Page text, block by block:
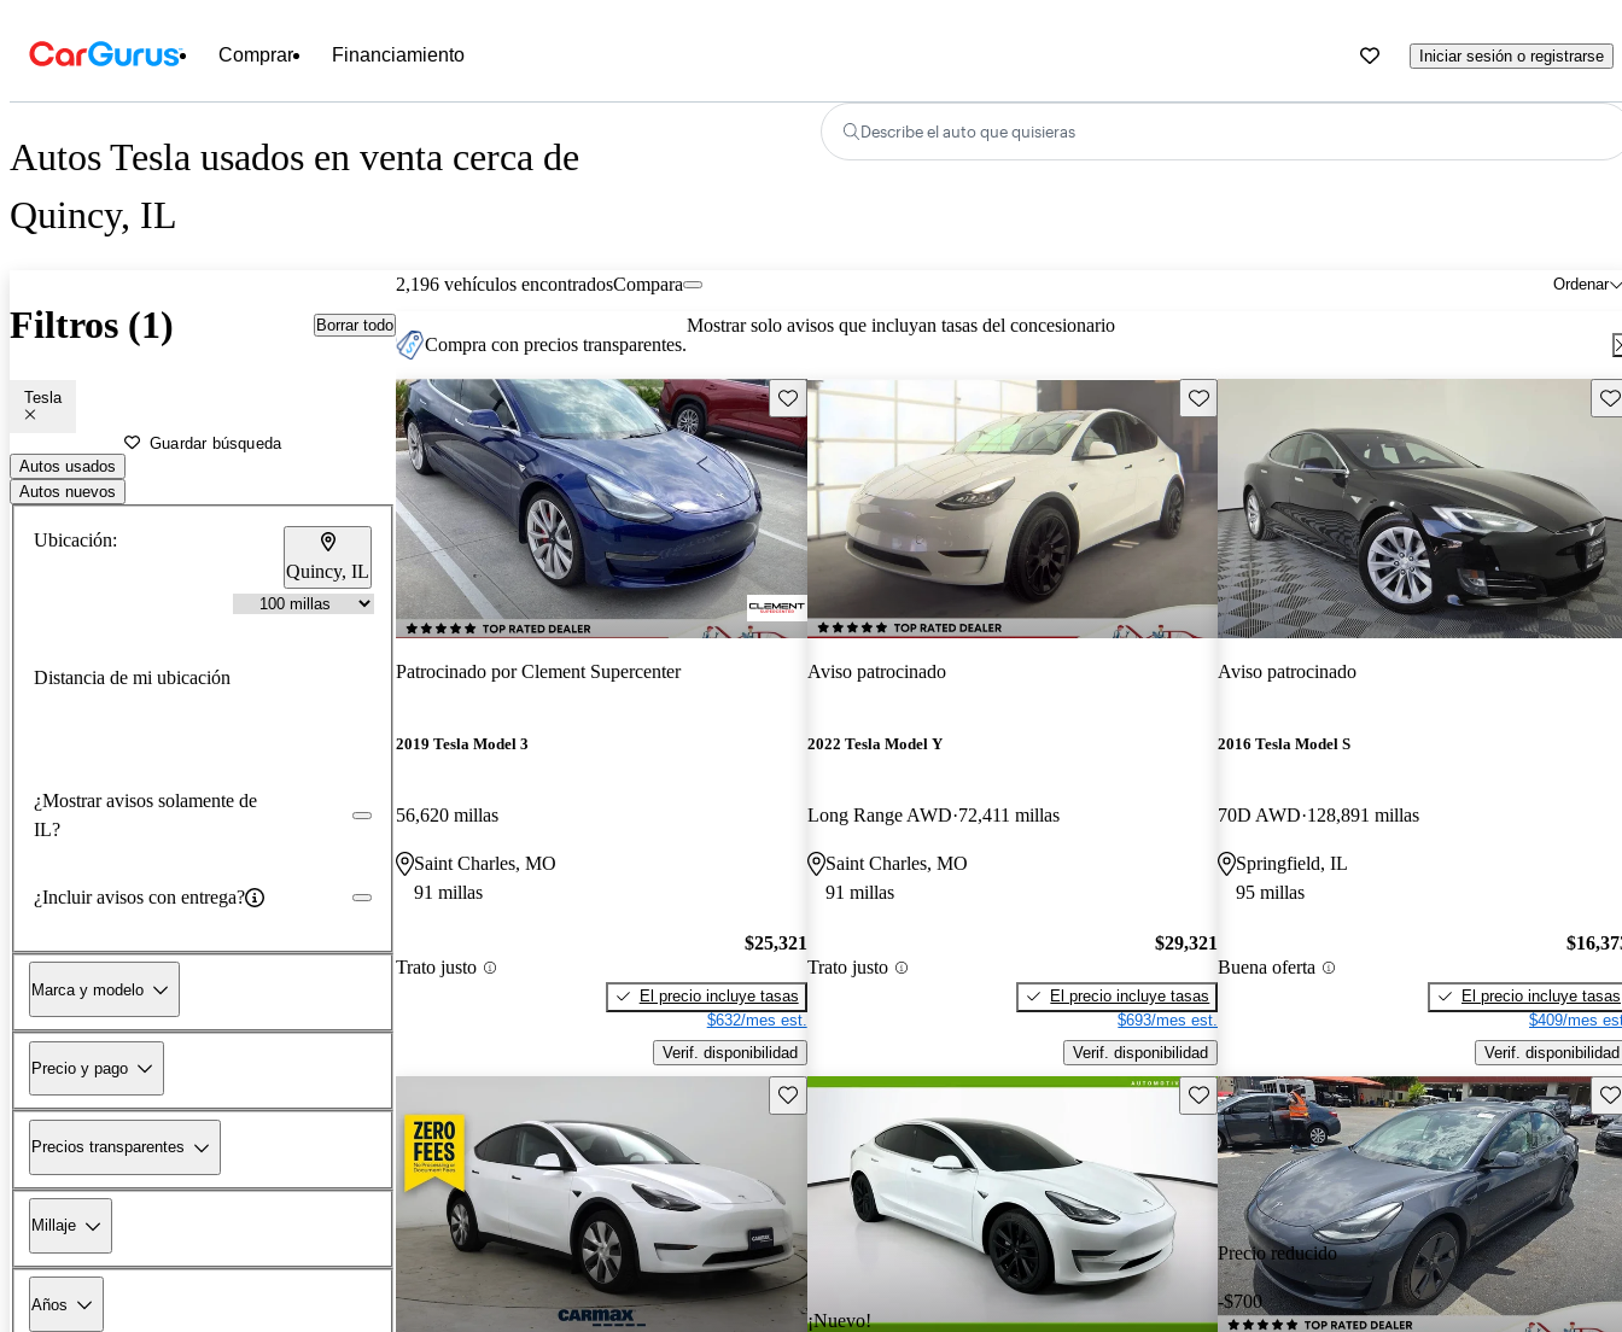
Comprar Financiamiento Iniciar sesión o registrarse
Autos Tesla usados en venta cerca de
Quincy, IL
Describe el auto que quisieras
Filtros (1) Borrar todo
Tesla
Guardar búsqueda
Autos usados
Autos nuevos
Ubicación:
Quincy, IL
Distancia de mi ubicación
¿Mostrar avisos solamente de
IL?
¿Incluir avisos con entrega?
Marca y modelo
Precio y pago
Precios transparentes
Millaje
Años
2,196 vehículos encontrados Ordenar
Compara
Compra con precios transparentes.
Mostrar solo avisos que incluyan tasas del concesionario
Guarda este Aviso
Patrocinado porClement Supercenter
2019 Tesla Model 3
56,620 millas
Saint Charles, MO
91 millas
Trato justo
$25,321
El precio incluye tasas
$632/mes est.
Verif. disponibilidad
Guarda este Aviso
Aviso patrocinado
2022 Tesla Model Y
Long Range AWD 72,411 millas
Saint Charles, MO
91 millas
Trato justo
$29,321
El precio incluye tasas
$693/mes est.
Verif. disponibilidad
Aviso patrocinado
2016 Tesla Model S
70D AWD 128,891 millas
Springfield, IL
95 millas
Buena oferta
El precio incluye tasas
$409/mes
Verif. disponibilidad
Guarda este Aviso
¡Nuevo!
Guarda este Aviso
Precio reducido
-$700